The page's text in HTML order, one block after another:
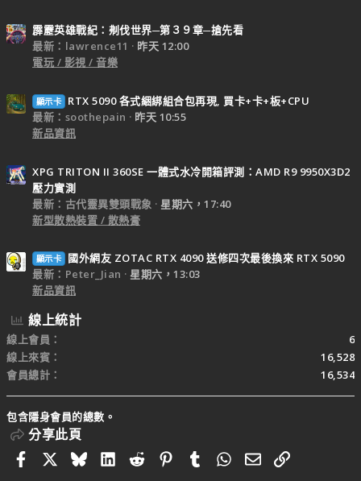
霹靂英雄戰紀：刜伐世界─第３９章─搶先看
最新：lawrence11
昨天 12:00
電玩 / 影視 / 音樂
顯示卡
RTX 5090 各式綑綁組合包再現, 買卡+卡+板+CPU
最新：soothepain
昨天 10:55
新品資訊
XPG TRITON II 360SE 一體式水冷開箱評測：AMD R9 9950X3D2
壓力實測
最新：古代靈異雙頭戰象
星期六，17:40
新型散熱裝置 / 散熱膏
顯示卡
國外網友 ZOTAC RTX 4090 送修四次最後換來 RTX 5090
最新：Peter_Jian
星期六，13:03
新品資訊
線上統計
線上會員
6
線上來賓
16,528
會員總計
16,534
包含隱身會員的總數。
分享此頁
FacebookBlueskyLinkedIn
RedditPinterestTumblrWhatsApp
電子郵件
連結